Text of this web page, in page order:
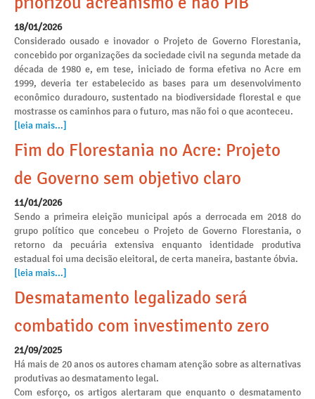
18/01/2026
Considerado ousado e inovador o Projeto de Governo Florestania,
concebido por organizações da sociedade civil na segunda metade da
década de 1980 e, em tese, iniciado de forma efetiva no Acre em
1999, deveria ter estabelecido as bases para um desenvolvimento
econômico duradouro, sustentado na biodiversidade florestal e que
mostrasse os caminhos para o futuro, mas não foi o que aconteceu.
[leia mais...]
Fim do Florestania no Acre: Projeto
de Governo sem objetivo claro
11/01/2026
Sendo a primeira eleição municipal após a derrocada em 2018 do
grupo político que concebeu o Projeto de Governo Florestania, o
retorno da pecuária extensiva enquanto identidade produtiva
estadual foi uma decisão eleitoral, de certa maneira, bastante óbvia.
[leia mais...]
Desmatamento legalizado será
combatido com investimento zero
21/09/2025
Há mais de 20 anos os autores chamam atenção sobre as alternativas
produtivas ao desmatamento legal.
Com esforço, os artigos alertaram que enquanto o desmatamento